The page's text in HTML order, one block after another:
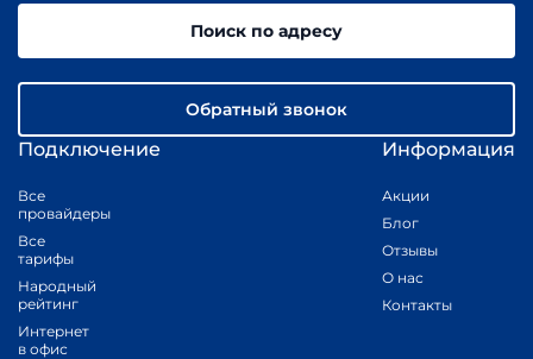
Подключение
Все
провайдеры
Все
тарифы
Народный
рейтинг
Интернет
в офис
Информация
Акции
Блог
Отзывы
О нас
Контакты
Поиск по адресу
Обратный звонок